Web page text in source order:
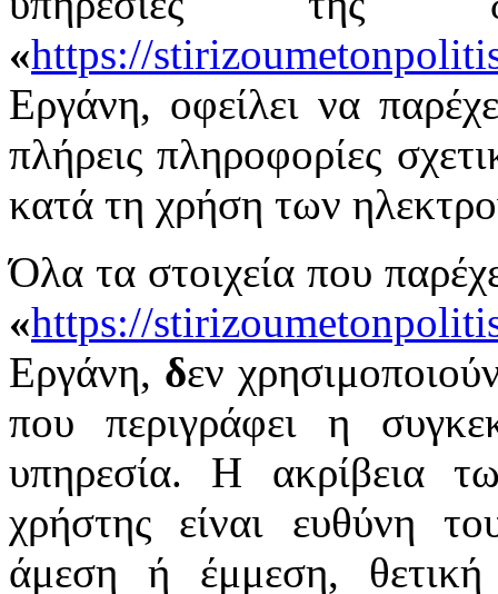
«https://
Εργάνη, οφείλει να
πλήρεις πληροφορίες
κατά τη χρήση των
Όλα τα στοιχεία που
«https://
Εργάνη, δεν
που περιγράφει η
υπηρεσία. Η ακρίβεια
χρήστης είναι ευθύνη
άμεση ή έμμεση,